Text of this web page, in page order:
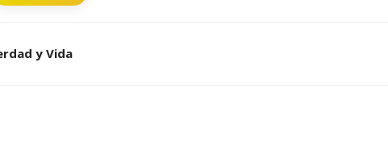
y Vida